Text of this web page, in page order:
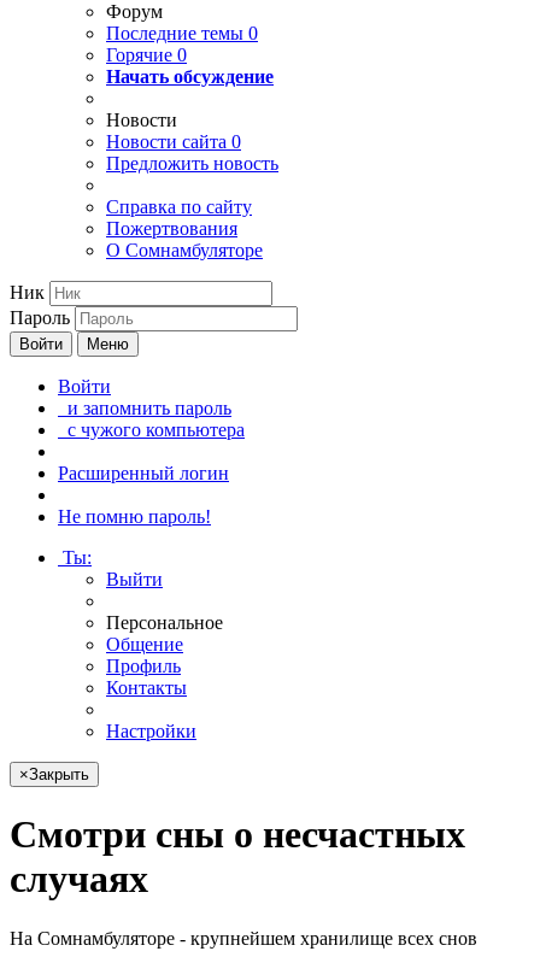
Форум
Последние темы 0
Горячие 0
Начать обсуждение
Новости
Новости сайта 0
Предложить новость
Справка по сайту
Пожертвования
О Сомнамбуляторе
Ник
Пароль
Войти Меню
Войти
и запомнить пароль
с чужого компьютера
Расширенный логин
Не помню пароль!
Ты:
Выйти
Персональное
Общение
Профиль
Контакты
Настройки
×Закрыть
Смотри сны о несчастных
случаях
На Сомнамбуляторе - крупнейшем хранилище всех снов